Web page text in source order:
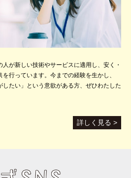
が新しい技術やサービスに適用し、安く・
行っています。今までの経験を生かし、
したい」という意欲がある方、ぜひわたした
詳しく見る >